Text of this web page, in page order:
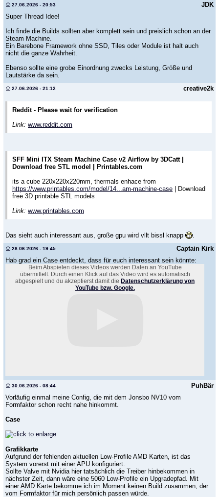
JDK
27.06.2026 - 20:53
Super Thread Idee!
Ich finde die Builds sollten aber komplett sein und preislich schon an der
Steam Machine.
Ein Barebone Framework ohne SSD, Tiles oder Module ist halt auch
nicht die ganze Wahrheit.
Ebenso sollte eine grobe Einordnung zwecks Leistung, Größe und
Lautstärke da sein.
creative2k
27.06.2026 - 21:12
Reddit - Please wait for verification
Link: www.reddit.com
SFF Mini ITX Steam Machine Case v2 Airflow by 3DCatt |
Download free STL model | Printables.com
its a cube 220x220x220mm, thermals enhace from
https://www.printables.com/model/14...am-machine-case | Download
free 3D printable STL models
Link: www.printables.com
Das sieht auch interessant aus, große gpu wird vllt bissl knapp
.
Captain Kirk
28.06.2026 - 19:45
Hab grad ein Case entdeckt, dass für euch interessant sein könnte:
Beim Abspielen dieses Videos werden Daten an YouTube
übermittelt. Durch einen Klick auf das Video wird es automatisch
abgespielt und du akzeptierst damit die Datenschutzerklärung von
YouTube bzw. Google.
PuhBär
30.06.2026 - 08:44
Vorläufig einmal meine Config, die mit dem Jonsbo NV10 vom
Formfaktor schon recht nahe hinkommt.
Case
Grafikkarte
Aufgrund der fehlenden aktuellen Low-Profile AMD Karten, ist das
System vorerst mit einer APU konfiguriert.
Sollte Valve mit Nvidia hier tatsächlich die Treiber hinbekommen in
nächster Zeit, dann wäre eine 5060 Low-Profile ein Upgradepfad. Mit
einer AMD Karte bekomme ich im Moment keinen Build zusammen, der
vom Formfaktor für mich persönlich passen würde.